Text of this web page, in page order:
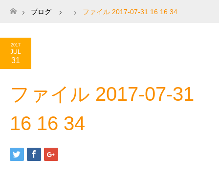
ホーム
ブログ ファイル 2017-07-31 16 16 34
2017
JUL
31
ファイル 2017-07-31
16 16 34